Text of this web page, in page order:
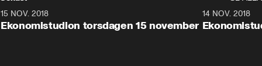
15 NOV. 2018
Ekonomistudion torsdagen 15 november
14 NOV. 2018